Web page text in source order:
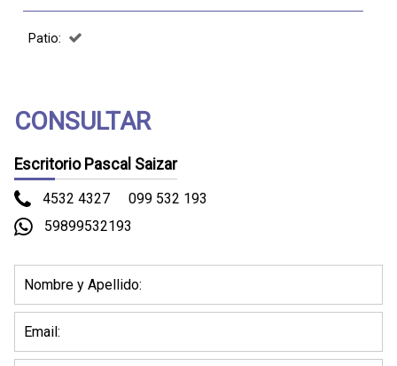
Patio:
CONSULTAR
Escritorio Pascal Saizar
4532 4327
099 532 193
59899532193